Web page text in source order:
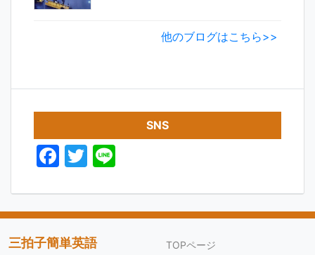
他のブログはこちら>>
SNS
F
c
e
b
T
itt
er
e
三拍子簡単英語 TOPページ